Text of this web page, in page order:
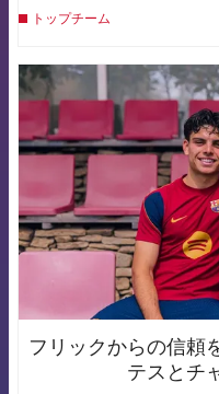
トップチーム
フリックからの信頼
テスとチ